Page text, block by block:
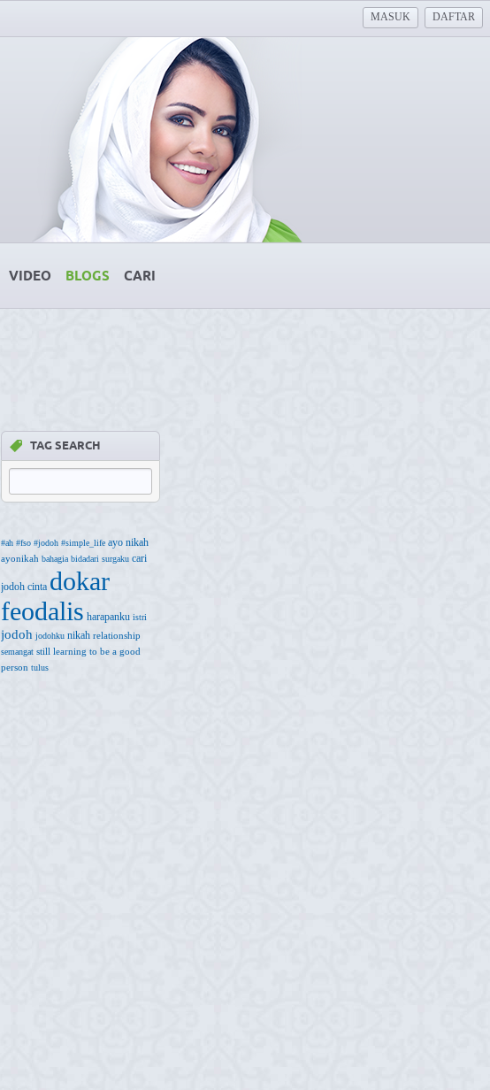
MASUK DAFTAR
VIDEO BLOGS CARI
TAG SEARCH
#ah #fso #jodoh #simple_life ayo nikah
ayonikah bahagia bidadari surgaku cari
jodoh cinta dokar
feodalis harapanku istri
jodoh jodohku nikah relationship
semangat still learning to be a good
person tulus